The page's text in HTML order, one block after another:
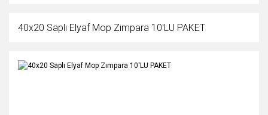
40x20 Saplı Elyaf Mop Zımpara 10'LU PAKET